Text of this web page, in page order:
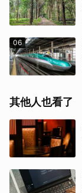
06
其他人也看了